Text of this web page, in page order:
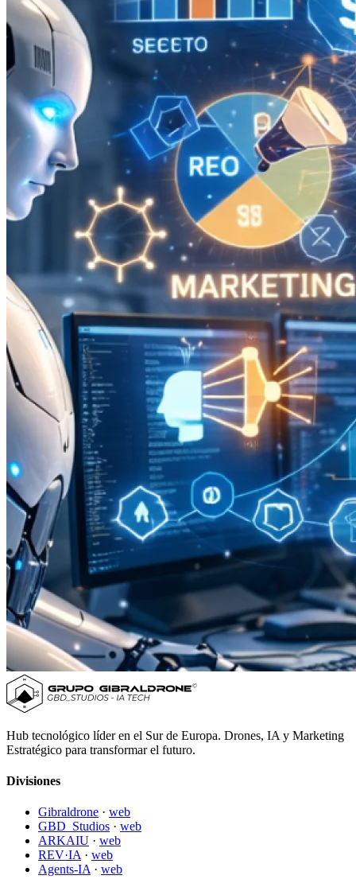
Hub tecnológico líder en el Sur de Europa. Drones, IA y Marketing
Estratégico para transformar el futuro.
Divisiones
Gibraldrone · web
GBD_Studios · web
ARKAIU · web
REV·IA · web
Agents-IA · web